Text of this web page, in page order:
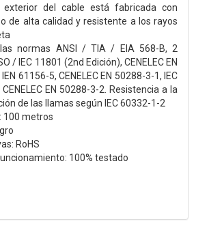
exterior del cable está fabricada con
de alta calidad y resistente a los rayos
normas ANSI / TIA / EIA 568-B, 2
/ IEC 11801 (2nd Edición), CENELEC EN
61156-5, CENELEC EN 50288-3-1, IEC
EN 50288-3-2. Resistencia a la
de las llamas según IEC 60332-1-2
100 metros
RoHS
100% testado